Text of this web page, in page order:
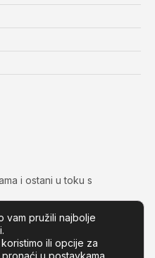
i ostani u toku s
vam pružili najbolje
ili opcije za
u postavkama